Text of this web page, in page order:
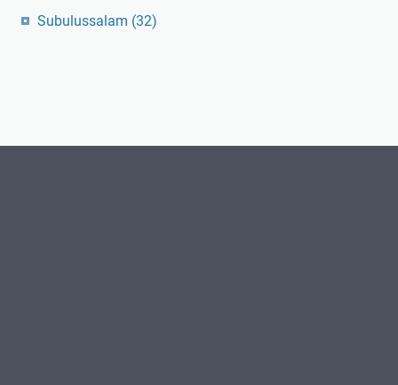
Subulussalam (32)